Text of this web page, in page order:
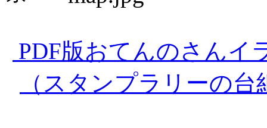
PDF版おてんのさんイ
（スタンプラリーの